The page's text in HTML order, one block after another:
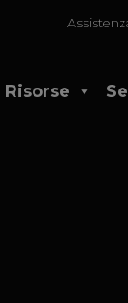
Risorse